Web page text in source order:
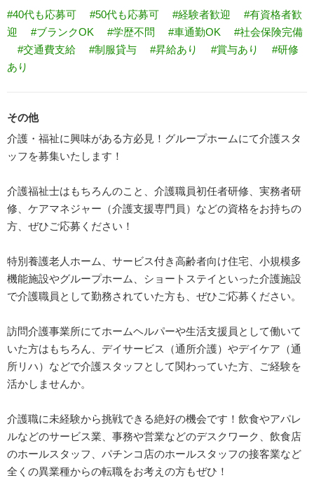
#40代も応募可
#50代も応募可 #経験者歓迎
#有資格者歓
迎
#ブランクOK #学歴不問 #車通勤OK
#社会保険完備
#交通費支給
#制服貸与 #昇給あり #賞与あり
#研修
あり
その他
介護・福祉に興味がある方必見！グループホームにて介護スタ
ッフを募集いたします！
介護福祉士はもちろんのこと、介護職員初任者研修、実務者研
修、ケアマネジャー（介護支援専門員）などの資格をお持ちの
方、ぜひご応募ください！
特別養護老人ホーム、サービス付き高齢者向け住宅、小規模多
機能施設やグループホーム、ショートステイといった介護施設
で介護職員として勤務されていた方も、ぜひご応募ください。
訪問介護事業所にてホームヘルパーや生活支援員として働いて
いた方はもちろん、デイサービス（通所介護）やデイケア（通
所リハ）などで介護スタッフとして関わっていた方、ご経験を
活かしませんか。
介護職に未経験から挑戦できる絶好の機会です！飲食やアパレ
ルなどのサービス業、事務や営業などのデスクワーク、飲食店
のホールスタッフ、パチンコ店のホールスタッフの接客業など
全くの異業種からの転職をお考えの方もぜひ！